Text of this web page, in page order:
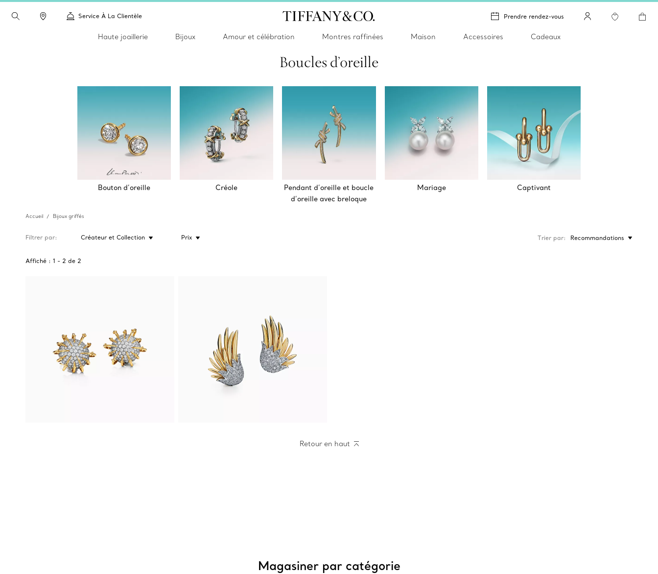
Service À La Clientèle Prendre rendez-vous
Haute joaillerie Bijoux Amour et célébration Montres raffinées Maison Accessoires Cadeaux
Boucles d’oreille
Bouton d’oreille Créole
Pendant d’oreille et boucle
d’oreille avec breloque
Mariage Captivant
Accueil Bijoux griffés
Filtrer par Créateur et Collection Prix
Affiché : 1 - 2 de 2
Trier par Recommandations
Retour en haut
Magasiner par catégorie